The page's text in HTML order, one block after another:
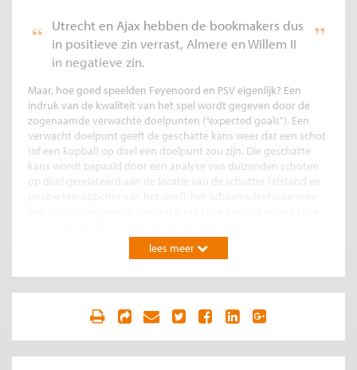
Utrecht en Ajax hebben de bookmakers dus
in positieve zin verrast, Almere en Willem II
in negatieve zin.
Maar, hoe goed speelden Feyenoord en PSV eigenlijk? Een
indruk van de kwaliteit van het spel wordt gegeven door de
zogenaamde verwachte doelpunten (“expected goals”). Een
verwacht doelpunt geeft de geschatte kans weer dat een schot
(of een kopbal) op doel een doelpunt zou zijn. Die geschatte
kans wordt bepaald door een analyse van duizenden schoten
op doel gerelateerd aan de locatie van de schutter (afstand en
Feyenoord had over de gehele wedstrijd gezien 1,5 verwachte
veel groter dan 1,5 dus PSV wint. Een meer sophisticated
verwachte doelpunten gegeven een gemiddelde van 1,5 en 2.7.
Ook bij een dergelijk groot verschil is er een kleine kans dat
lees meer